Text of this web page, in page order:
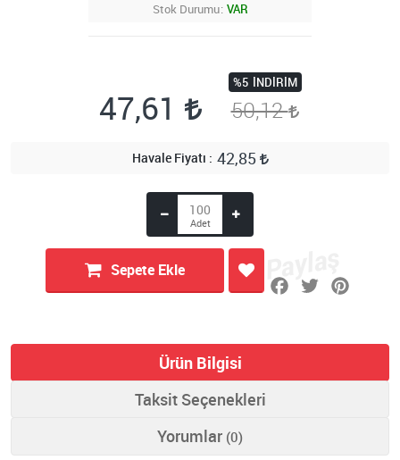
Stok Durumu VAR
47,61
%5 İNDIRIM
50,12
Havale Fiyatı 42,85
Sepete Ekle
Ürün Bilgisi
Taksit Seçenekleri
Yorumlar (0)